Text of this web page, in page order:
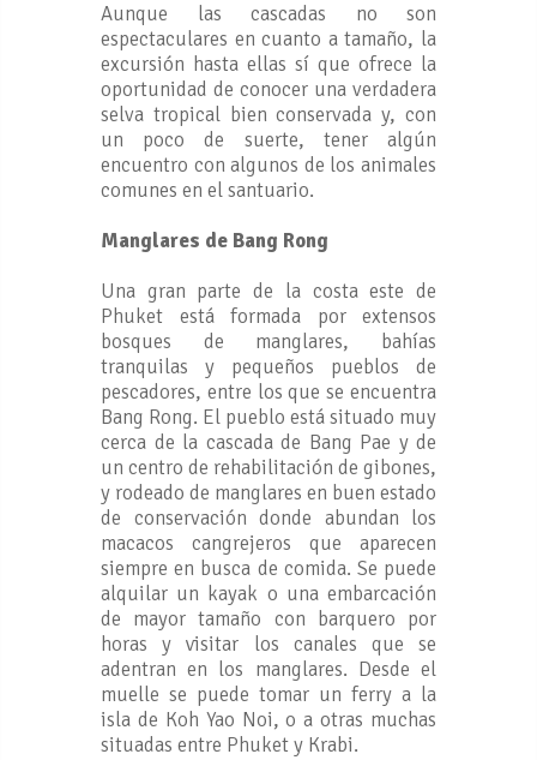
Aunque las cascadas no son
espectaculares en cuanto a tamaño, la
excursión hasta ellas sí que ofrece la
oportunidad de conocer una verdadera
selva tropical bien conservada y, con
un poco de suerte, tener algún
encuentro con algunos de los animales
comunes en el santuario.
Manglares de Bang Rong
Una gran parte de la costa este de
Phuket está formada por extensos
bosques de manglares, bahías
tranquilas y pequeños pueblos de
pescadores, entre los que se encuentra
Bang Rong. El pueblo está situado muy
cerca de la cascada de Bang Pae y de
un centro de rehabilitación de gibones,
y rodeado de manglares en buen estado
de conservación donde abundan los
macacos cangrejeros que aparecen
siempre en busca de comida. Se puede
alquilar un kayak o una embarcación
de mayor tamaño con barquero por
horas y visitar los canales que se
adentran en los manglares. Desde el
muelle se puede tomar un ferry a la
isla de Koh Yao Noi, o a otras muchas
situadas entre Phuket y Krabi.